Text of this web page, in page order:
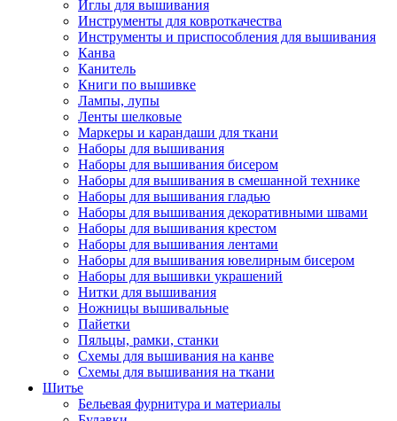
Иглы для вышивания
Инструменты для ковроткачества
Инструменты и приспособления для вышивания
Канва
Канитель
Книги по вышивке
Лампы, лупы
Ленты шелковые
Маркеры и карандаши для ткани
Наборы для вышивания
Наборы для вышивания бисером
Наборы для вышивания в смешанной технике
Наборы для вышивания гладью
Наборы для вышивания декоративными швами
Наборы для вышивания крестом
Наборы для вышивания лентами
Наборы для вышивания ювелирным бисером
Наборы для вышивки украшений
Нитки для вышивания
Ножницы вышивальные
Пайетки
Пяльцы, рамки, станки
Схемы для вышивания на канве
Схемы для вышивания на ткани
Шитье
Бельевая фурнитура и материалы